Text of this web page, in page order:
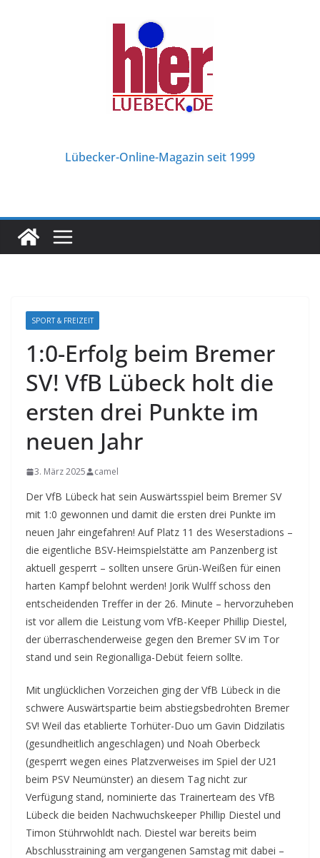
Lübecker-Online-Magazin seit 1999
SPORT & FREIZEIT
1:0-Erfolg beim Bremer
SV! VfB Lübeck holt die
ersten drei Punkte im
neuen Jahr
3. März 2025 camel
Der VfB Lübeck hat sein Auswärtsspiel beim Bremer SV
mit 1:0 gewonnen und damit die ersten drei Punkte im
neuen Jahr eingefahren! Auf Platz 11 des Weserstadions –
die eigentliche BSV-Heimspielstätte am Panzenberg ist
aktuell gesperrt – sollten unsere Grün-Weißen für einen
harten Kampf belohnt werden! Jorik Wulff schoss den
entscheidenden Treffer in der 26. Minute – hervorzuheben
ist vor allem die Leistung vom VfB-Keeper Phillip Diestel,
der überraschenderweise gegen den Bremer SV im Tor
stand und sein Regionalliga-Debüt feiern sollte.
Mit unglücklichen Vorzeichen ging der VfB Lübeck in die
schwere Auswärtspartie beim abstiegsbedrohten Bremer
SV! Weil das etablierte Torhüter-Duo um Gavin Didzilatis
(gesundheitlich angeschlagen) und Noah Oberbeck
(gesperrt wegen eines Platzverweises im Spiel der U21
beim PSV Neumünster) an diesem Tag nicht zur
Verfügung stand, nominierte das Trainerteam des VfB
Lübeck die beiden Nachwuchskeeper Phillip Diestel und
Timon Stührwohldt nach. Diestel war bereits beim
Abschlusstraining am vergangenen Samstag mit dabei –